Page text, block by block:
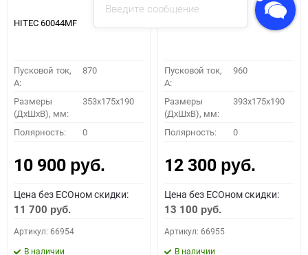
HITEC 60044MF
Пусковой ток,
A:
870
Размеры
(ДхШхВ), мм:
353x175x190
Полярность: 0
10 900 руб.
Цена без ECOном скидки:
11 700 руб.
Артикул: 66954
В наличии
Пусковой ток,
A:
960
Размеры
(ДхШхВ), мм:
393x175x190
Полярность: 0
12 300 руб.
Цена без ECOном скидки:
13 100 руб.
Артикул: 66955
В наличии
Введите сообщение